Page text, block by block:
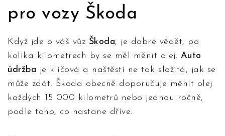
pro vozy Škoda
Když jde o váš vůz Škoda, je dobré vědět, po
kolika kilometrech by se měl měnit olej. Auto
údržba je klíčová a naštěstí ne tak složitá, jak se
může zdát. Škoda obecně doporučuje měnit olej
každých 15 000 kilometrů nebo jednou ročně,
podle toho, co nastane dříve.